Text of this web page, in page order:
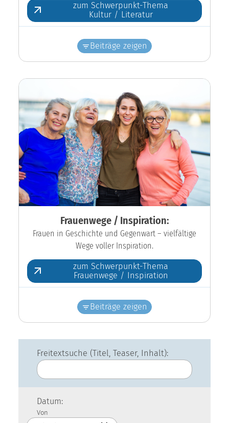
zum Schwerpunkt-Thema
Kultur / Literatur
Beiträge zeigen
Frauenwege / Inspiration:
Frauen in Geschichte und Gegenwart – vielfältige
Wege voller Inspiration.
zum Schwerpunkt-Thema
Frauenwege / Inspiration
Beiträge zeigen
Freitextsuche (Titel, Teaser, Inhalt):
Datum:
Von